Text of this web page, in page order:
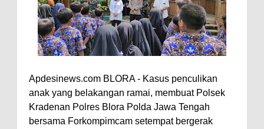
Apdesinews.com BLORA - Kasus penculikan
anak yang belakangan ramai, membuat Polsek
Kradenan Polres Blora Polda Jawa Tengah
bersama Forkompimcam setempat bergerak